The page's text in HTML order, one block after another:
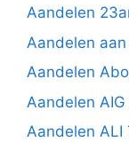
Aandelen
Aandelen
Aandelen
Aandelen
Aandelen ALI